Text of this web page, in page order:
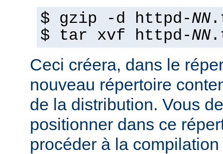
$ gzip -d httpd-NN
$ tar xvf httpd-NN
Ceci créera, dans le
nouveau répertoire
de la distribution. Vous
positionner dans ce
procéder à la